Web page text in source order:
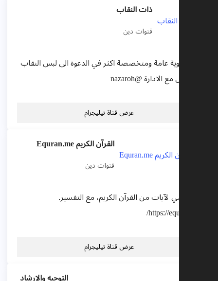
ذات النقاب
قنوات دين
قناة دعوية عامة ومتخصصة اكثر في الدعوة الى لبس النقاب
للتواصل مع الادارة @nazaroh
عرض قناة تيليجرام
القرآن الكريم Equran.me
قنوات دين
نشر يومي لآيات من القرآن الكريم، مع التفسير.
https://equran.me/
عرض قناة تيليجرام